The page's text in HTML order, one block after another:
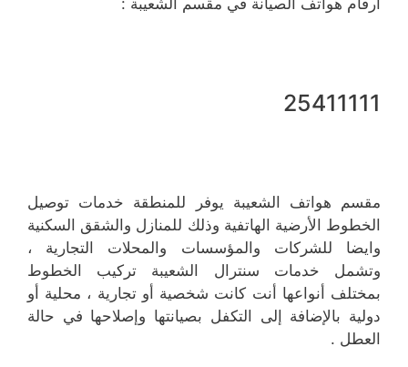
أرقام هواتف الصيانة في مقسم الشعيبة :
25411111
مقسم هواتف الشعيبة يوفر للمنطقة خدمات توصيل
الخطوط الأرضية الهاتفية وذلك للمنازل والشقق السكنية
وايضا للشركات والمؤسسات والمحلات التجارية ،
وتشمل خدمات سنترال الشعيبة تركيب الخطوط
بمختلف أنواعها أنت كانت شخصية أو تجارية ، محلية أو
دولية بالإضافة إلى التكفل بصيانتها وإصلاحها في حالة
العطل .